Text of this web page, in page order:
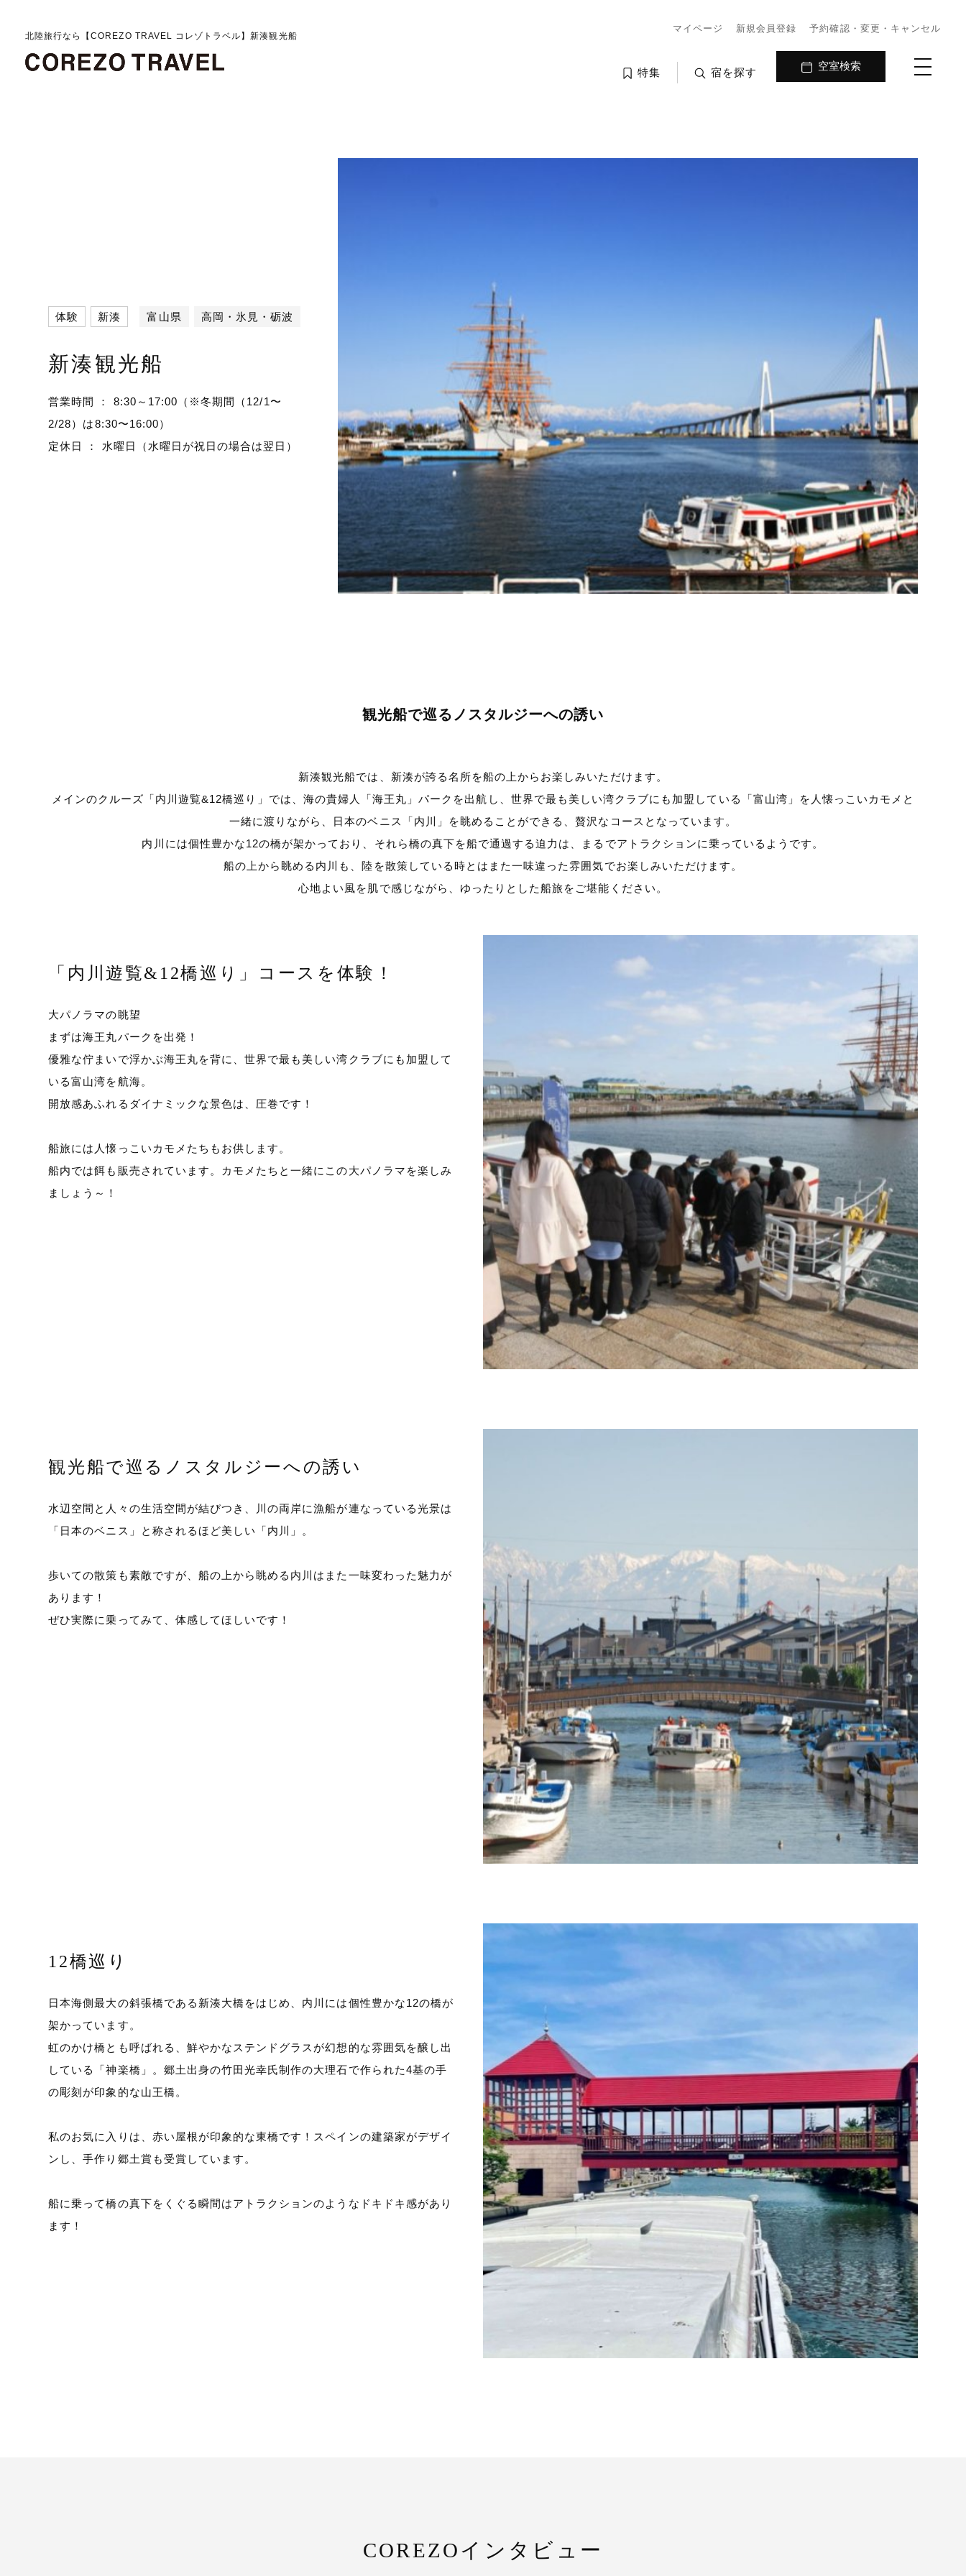
北陸旅行なら【COREZO TRAVEL コレゾトラベル】新湊観光船
マイページ 新規会員登録 予約確認・変更・キャンセル
特集 宿を探す
空室検索
体験 新湊 富山県 高岡・氷見・砺波
新湊観光船
営業時間 ： 8:30～17:00（※冬期間（12/1〜
2/28）は8:30〜16:00）
定休日 ： 水曜日（水曜日が祝日の場合は翌日）
観光船で巡るノスタルジーへの誘い
新湊観光船では、新湊が誇る名所を船の上からお楽しみいただけます。
メインのクルーズ「内川遊覧&12橋巡り」では、海の貴婦人「海王丸」パークを出航し、世界で最も美しい湾クラブにも加盟している「富山湾」を人懐っこいカモメと
一緒に渡りながら、日本のベニス「内川」を眺めることができる、贅沢なコースとなっています。
内川には個性豊かな12の橋が架かっており、それら橋の真下を船で通過する迫力は、まるでアトラクションに乗っているようです。
船の上から眺める内川も、陸を散策している時とはまた一味違った雰囲気でお楽しみいただけます。
心地よい風を肌で感じながら、ゆったりとした船旅をご堪能ください。
「内川遊覧&12橋巡り」コースを体験！
大パノラマの眺望
まずは海王丸パークを出発！
優雅な佇まいで浮かぶ海王丸を背に、世界で最も美しい湾クラブにも加盟して
いる富山湾を航海。
開放感あふれるダイナミックな景色は、圧巻です！
船旅には人懐っこいカモメたちもお供します。
船内では餌も販売されています。カモメたちと一緒にこの大パノラマを楽しみ
ましょう～！
観光船で巡るノスタルジーへの誘い
水辺空間と人々の生活空間が結びつき、川の両岸に漁船が連なっている光景は
「日本のベニス」と称されるほど美しい「内川」。
歩いての散策も素敵ですが、船の上から眺める内川はまた一味変わった魅力が
あります！
ぜひ実際に乗ってみて、体感してほしいです！
12橋巡り
日本海側最大の斜張橋である新湊大橋をはじめ、内川には個性豊かな12の橋が
架かっています。
虹のかけ橋とも呼ばれる、鮮やかなステンドグラスが幻想的な雰囲気を醸し出
している「神楽橋」。郷土出身の竹田光幸氏制作の大理石で作られた4基の手
の彫刻が印象的な山王橋。
私のお気に入りは、赤い屋根が印象的な東橋です！スペインの建築家がデザイ
ンし、手作り郷土賞も受賞しています。
船に乗って橋の真下をくぐる瞬間はアトラクションのようなドキドキ感があり
ます！
COREZOインタビュー